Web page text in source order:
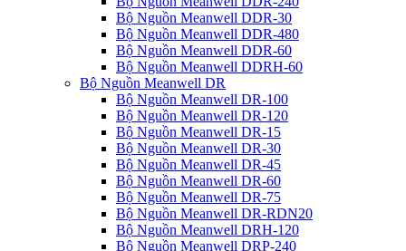
Bộ Nguồn Meanwell DDR-30
Bộ Nguồn Meanwell DDR-480
Bộ Nguồn Meanwell DDR-60
Bộ Nguồn Meanwell DDRH-60
Bộ Nguồn Meanwell DR
Bộ Nguồn Meanwell DR-100
Bộ Nguồn Meanwell DR-120
Bộ Nguồn Meanwell DR-15
Bộ Nguồn Meanwell DR-30
Bộ Nguồn Meanwell DR-45
Bộ Nguồn Meanwell DR-60
Bộ Nguồn Meanwell DR-75
Bộ Nguồn Meanwell DR-RDN20
Bộ Nguồn Meanwell DRH-120
Bộ Nguồn Meanwell DRP-240